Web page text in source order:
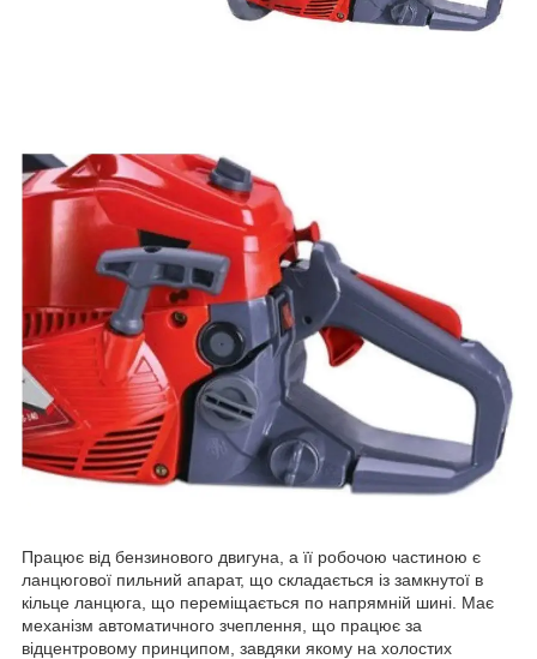
Працює від бензинового двигуна, а її робочою частиною є
ланцюгової пильний апарат, що складається із замкнутої в
кільце ланцюга, що переміщається по напрямній шині. Має
механізм автоматичного зчеплення, що працює за
відцентровому принципом, завдяки якому на холостих